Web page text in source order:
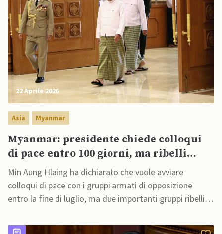
22 Aprile 2026
Asia Myanmar
Myanmar: presidente chiede colloqui
di pace entro 100 giorni, ma ribelli
respingono offerta
Min Aung Hlaing ha dichiarato che vuole avviare
colloqui di pace con i gruppi armati di opposizione
entro la fine di luglio, ma due importanti gruppi ribelli